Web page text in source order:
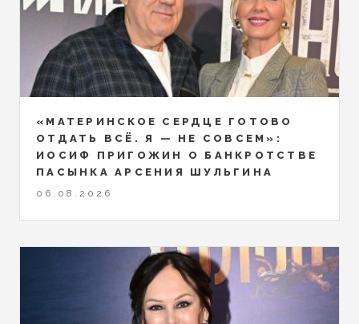
«МАТЕРИНСКОЕ СЕРДЦЕ ГОТОВО
ОТДАТЬ ВСЁ. Я — НЕ СОВСЕМ»:
ИОСИФ ПРИГОЖИН О БАНКРОТСТВЕ
ПАСЫНКА АРСЕНИЯ ШУЛЬГИНА
06.08.2026